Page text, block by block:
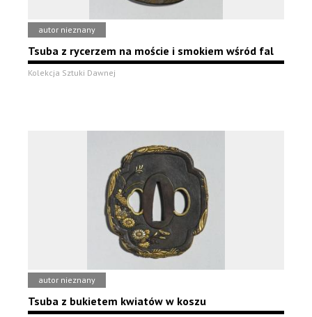
autor nieznany
Tsuba z rycerzem na moście i smokiem wśród fal
Kolekcja Sztuki Dawnej
autor nieznany
Tsuba z bukietem kwiatów w koszu